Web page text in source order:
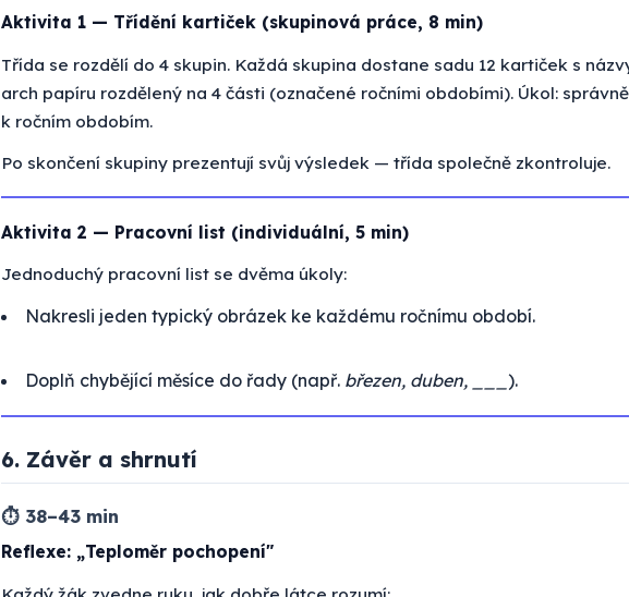
Aktivita 1 — Třídění kartiček (skupinová práce, 8 min)
Třída se rozdělí do 4 skupin. Každá skupina dostane sadu 12 kartiček s
arch papíru rozdělený na 4 části (označené ročními obdobími). Úkol:
k ročním obdobím.
Po skončení skupiny prezentují svůj výsledek — třída společně zkontroluje.
Aktivita 2 — Pracovní list (individuální, 5 min)
Jednoduchý pracovní list se dvěma úkoly:
Nakresli jeden typický obrázek ke každému ročnímu období.
Doplň chybějící měsíce do řady (např. březen, duben, ___ ).
6. Závěr a shrnutí
⏱ 38–43 min
Reflexe: „Teploměr pochopení"